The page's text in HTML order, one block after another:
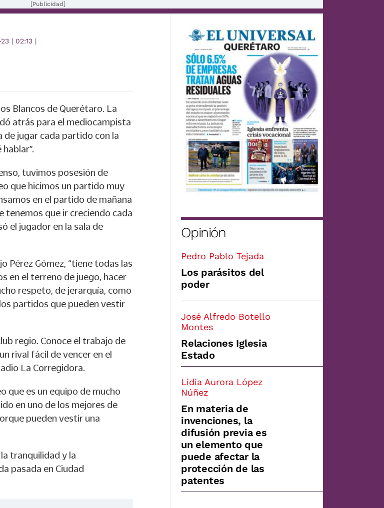
[Publicidad]
| 02:13 |
Blancos de Querétaro. La
atrás para el mediocampista
de jugar cada partido con la
tuvimos posesión de
que hicimos un partido muy
en el partido de mañana
tenemos que ir creciendo cada
el jugador en la sala de
Pérez Gómez, “tiene todas las
en el terreno de juego, hacer
respeto, de jerarquía, como
partidos que pueden vestir
regio. Conoce el trabajo de
rival fácil de vencer en el
La Corregidora.
que es un equipo de mucho
en uno de los mejores de
pueden vestir una
tranquilidad y la
pasada en Ciudad
Opinión
Pedro Pablo Tejada
Los parásitos del
poder
José Alfredo Botello
Montes
Relaciones Iglesia
Estado
Lidia Aurora López
Núñez
En materia de
invenciones, la
difusión previa es
un elemento que
puede afectar la
protección de las
patentes